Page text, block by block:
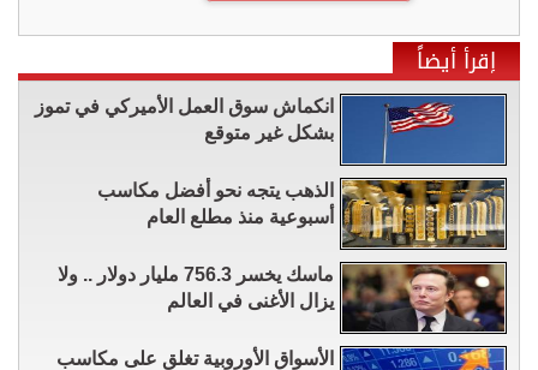
إقرأ أيضاً
انكماش سوق العمل الأميركي في تموز
بشكل غير متوقع
الذهب يتجه نحو أفضل مكاسب
أسبوعية منذ مطلع العام
ماسك يخسر 756.3 مليار دولار .. ولا
يزال الأغنى في العالم
الأسواق الأوروبية تغلق على مكاسب